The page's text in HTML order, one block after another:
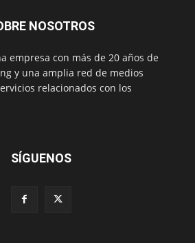
NOSOTROS
empresa con más de 20 años de
y una amplia red de medios
relacionados con los
SÍGUENOS